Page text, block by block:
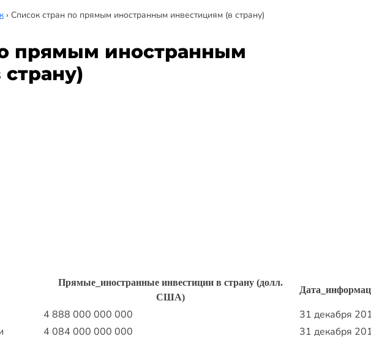
› Список стран по прямым иностранным инвестициям (в страну)
прямым иностранным
Прямые_иностранные инвестиции в страну (долл.
США)
4 888 000 000 000
31 декабря
4 084 000 000 000
31 декабря